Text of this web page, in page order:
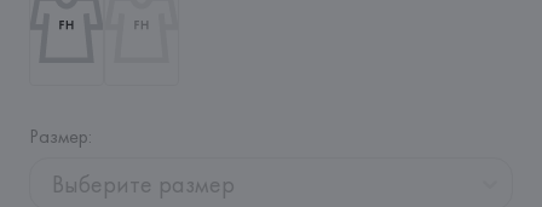
Размер:
Выберите размер